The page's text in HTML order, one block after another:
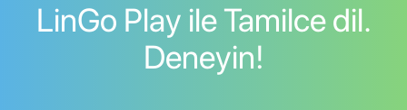
LinGo Play ile Tamilce dil.
Deneyin!